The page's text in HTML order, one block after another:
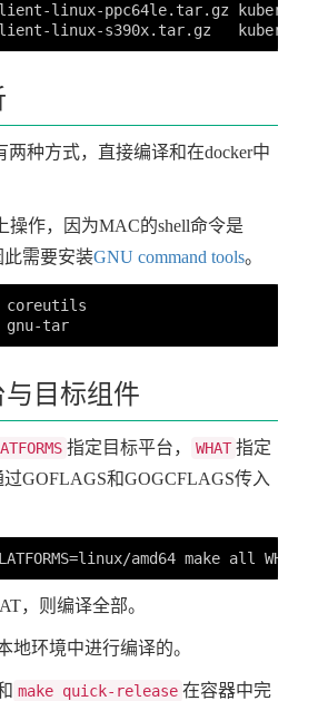
linux-ppc64le.tar.gz
两种方式，直接编译和在docker中
操作，因为MAC的shell命令是
需要安装GNU command tools。
coreutils
与目标组件
指定目标平台， WHAT 指定
GOFLAGS和GOGCFLAGS传入
，则编译全部。
地环境中进行编译的。
make quick-release 在容器中完